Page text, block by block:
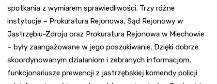
spotkania z wymiarem sprawiedliwości. Trzy różne
instytucje – Prokuratura Rejonowa, Sąd Rejonowy w
Jastrzębiu-Zdroju oraz Prokuratura Rejonowa w Miechowie
– były zaangażowane w jego poszukiwanie. Dzięki dobrze
skoordynowanym działaniom i zebranych informacjom,
funkcjonariusze prewencji z jastrzębskiej komendy policji